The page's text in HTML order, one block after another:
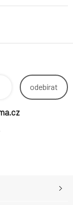
odebírat